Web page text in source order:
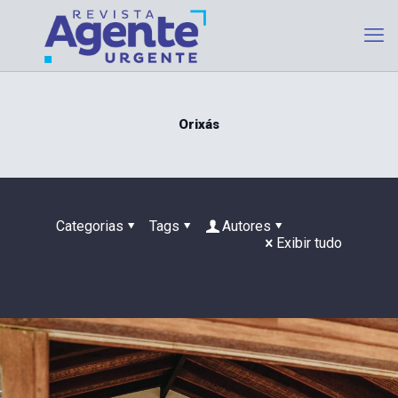
Orixás
Categorias Tags
Autores
Exibir tudo